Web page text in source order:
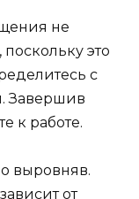
не
это
с
Завершив
к работе.
выровняв.
от